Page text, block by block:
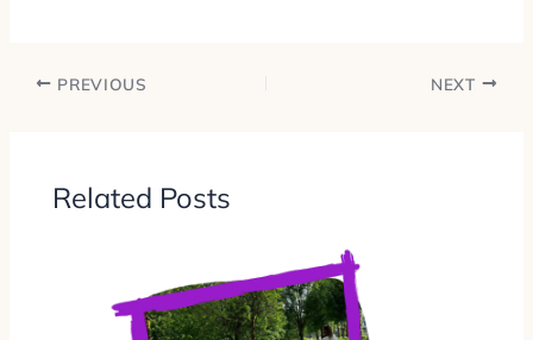
PREVIOUS NEXT
Related Posts